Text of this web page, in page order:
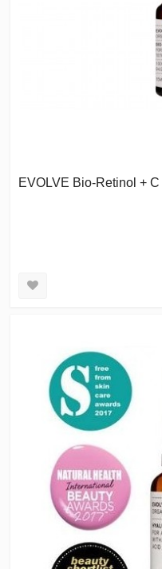
EVOLVE Bio-Retinol +